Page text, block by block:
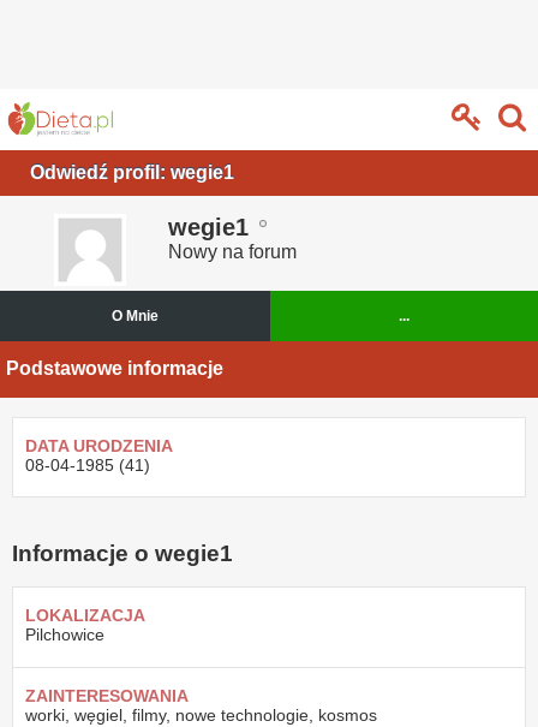
Odwiedź profil: wegie1
wegie1
Nowy na forum
O Mnie ...
Podstawowe informacje
DATA URODZENIA
08-04-1985 (41)
Informacje o wegie1
LOKALIZACJA
Pilchowice
ZAINTERESOWANIA
worki, węgiel, filmy, nowe technologie, kosmos